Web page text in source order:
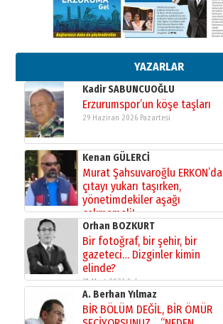
YAZARLAR
Esat BİNDESEN
Başkan Sekmen’den Erzurum’a
bir vizyon proje daha!
02 Ağustos 2026 Pazar
Kadir SABUNCUOĞLU
Erzurumspor’un köşe taşları
29 Haziran 2026 Pazartesi
Kenan GÜLERCİ
Murat Şahsuvaroğlu ERKON’da
çıtayı yukarı taşırken,
yönetimdekiler aşağı
çekmemeli!
17 Şubat 2026 SalıOrhan BOZKURT
Bir fotoğraf, bir şehir, bir
gazeteci… Dizginler kimin
elinde?
31 Mart 2026 Salı
A. Berhan Yılmaz
BİR BÖLÜM DEĞİL, BİR ÖMÜR